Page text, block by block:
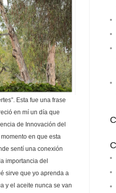
Esta fue una frase
en mí un día que
de Innovación del
en que esta
sentí una conexión
importancia del
sirve que yo aprenda a
y el aceite nunca se van